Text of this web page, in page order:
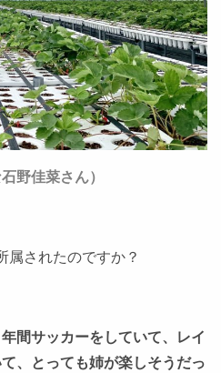
野佳菜さん）
されたのですか？
間サッカーをしていて、レイ
、とっても姉が楽しそうだっ